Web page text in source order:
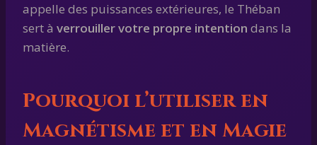
appelle des puissances extérieures, le Théban
sert à verrouiller votre propre intention dans la
matière.
Pourquoi l’utiliser en
Magnétisme et en Magie